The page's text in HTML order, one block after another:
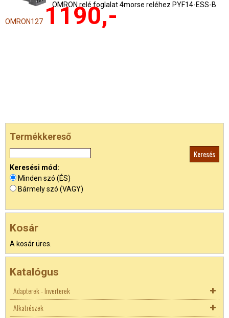
OMRON relé foglalat 4morse reléhez PYF14-ESS-B
OMRON127 1190,-
Termékkereső
Keresési mód:
Minden szó (ÉS)
Bármely szó (VAGY)
Kosár
A kosár üres.
Katalógus
Adapterek - Inverterek
Akkutöltők
Alkatrészek